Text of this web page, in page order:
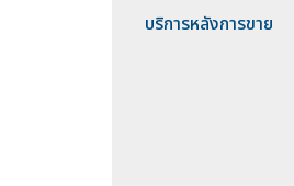
บริการหลังการขาย